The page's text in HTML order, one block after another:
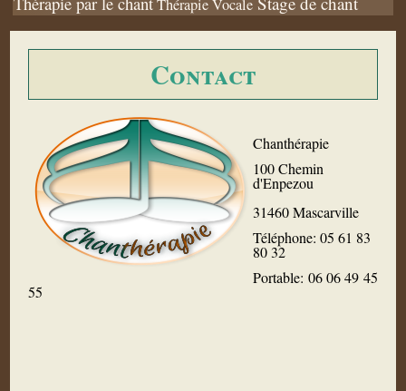
Thérapie Vocale
Contact
Chanthérapie
100 Chemin
d'Enpezou
31460 Mascarville
Téléphone: 05 61 83
80 32
Portable: 06 06 49 45
55